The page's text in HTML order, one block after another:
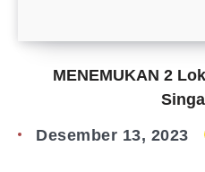
MENEMUKAN 2
Desember 13, 2023